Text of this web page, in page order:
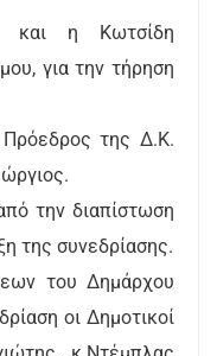
και η Κωτσίδη
για την τήρηση
Πρόεδρος της Δ.Κ.
την διαπίστωση
της συνεδρίασης.
του Δημάρχου
οι Δημοτικοί